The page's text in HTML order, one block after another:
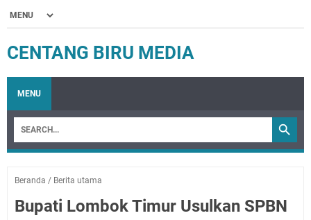
CENTANG BIRU MEDIA
MENU
Beranda / Berita utama
Bupati Lombok Timur Usulkan SPBN